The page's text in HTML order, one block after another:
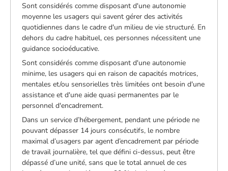
Sont considérés comme disposant d'une autonomie
moyenne les usagers qui savent gérer des activités
quotidiennes dans le cadre d'un milieu de vie structuré. En
dehors du cadre habituel, ces personnes nécessitent une
guidance socioéducative.
Sont considérés comme disposant d'une autonomie
minime, les usagers qui en raison de capacités motrices,
mentales et/ou sensorielles très limitées ont besoin d'une
assistance et d'une aide quasi permanentes par le
personnel d'encadrement.
Dans un service d’hébergement, pendant une période ne
pouvant dépasser 14 jours consécutifs, le nombre
maximal d’usagers par agent d’encadrement par période
de travail journalière, tel que défini ci-dessus, peut être
dépassé d’une unité, sans que le total annuel de ces